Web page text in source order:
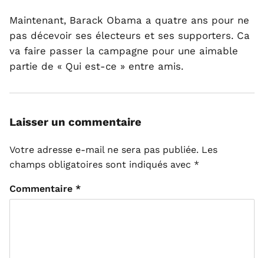
Maintenant, Barack Obama a quatre ans pour ne
pas décevoir ses électeurs et ses supporters. Ca
va faire passer la campagne pour une aimable
partie de « Qui est-ce » entre amis.
Laisser un commentaire
Votre adresse e-mail ne sera pas publiée. Les
champs obligatoires sont indiqués avec *
Commentaire *